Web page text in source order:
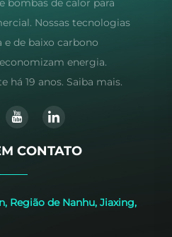
bombas de calor para
Nossas tecnologias
de baixo carbono
energia.
há 19 anos. Saiba mais.
CONTATO
Região de Nanhu, Jiaxing,